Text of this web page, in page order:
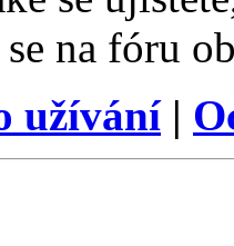
na fóru
užívání|